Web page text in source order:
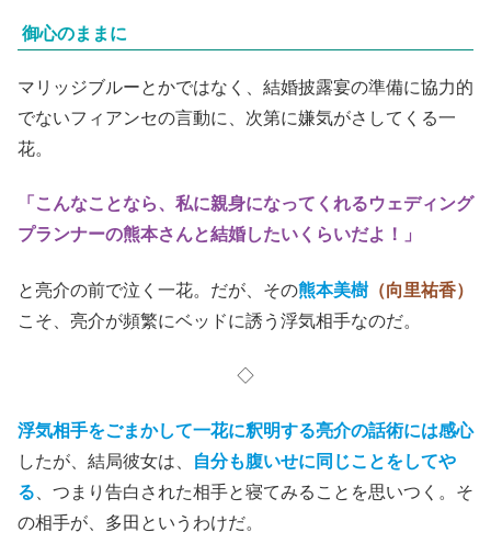
御心のままに
マリッジブルーとかではなく、結婚披露宴の準備に協力的
でないフィアンセの言動に、次第に嫌気がさしてくる一
花。
「こんなことなら、私に親身になってくれるウェディング
プランナーの熊本さんと結婚したいくらいだよ！」
と亮介の前で泣く一花。だが、その熊本美樹 （向里祐香）
こそ、亮介が頻繁にベッドに誘う浮気相手なのだ。
◇
浮気相手をごまかして一花に釈明する亮介の話術には感心
したが、結局彼女は、
自分も腹いせに同じことをしてや
る、つまり告白された相手と寝てみることを思いつく。そ
の相手が、多田というわけだ。